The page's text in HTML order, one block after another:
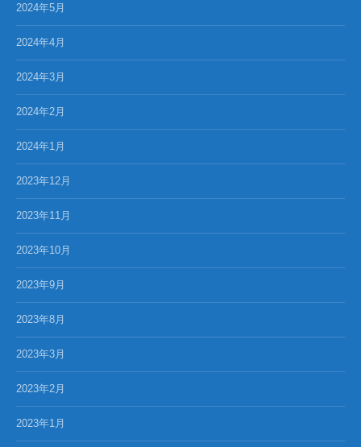
2024年5月
2024年4月
2024年3月
2024年2月
2024年1月
2023年12月
2023年11月
2023年10月
2023年9月
2023年8月
2023年3月
2023年2月
2023年1月